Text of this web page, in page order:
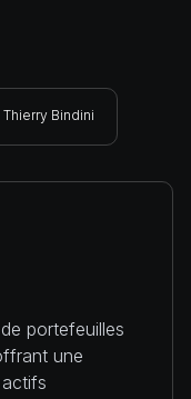
Thierry Bindini
portefeuilles
une